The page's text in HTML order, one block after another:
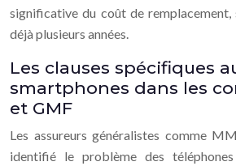
significative du coût de remplacement,
déjà plusieurs années.
Les clauses spécifiques
smartphones dans les
et GMF
Les assureurs généralistes comme
identifié le problème des